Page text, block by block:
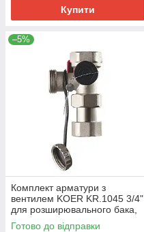
Купити
–5%
Комплект арматури з
вентилем KOER KR.1045 3/4"
для розширювального бака,
латунь, нікель (KR3112)
Готово до відправки